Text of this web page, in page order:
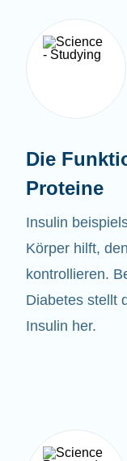
Die
Proteine
Insulin
Körper hilft,
kontrollieren.
Diabetes stellt
Insulin her.